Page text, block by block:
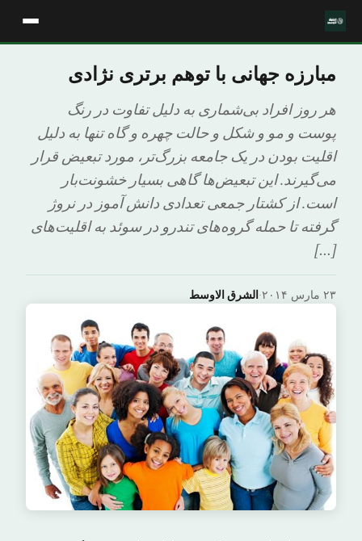
مبارزه جهانی با توهم برتری نژادی
هر روز افراد بی‌شماری به دلیل تفاوت در رنگ
پوست و مو و شکل و حالت چهره و گاه تنها به دلیل
اقلیت بودن در یک جامعه بزرگ‌تر، مورد تبعیض قرار
می‌گیرند. این تبعیض‌ها گاهی بسیار خشونت‌بار
است. از کشتار جمعی تعدادی دانش آموز در نروژ
گرفته تا حمله گروه‌های تندرو در سوئد به اقلیت‌های
[…]
الشرق الاوسط· ۲۳ مارس ۲۰۱۴